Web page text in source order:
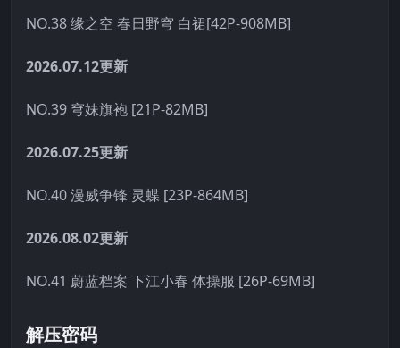
NO.38 缘之空 春日野穹 白裙[42P-908MB]
2026.07.12更新
NO.39 穹妹旗袍 [21P-82MB]
2026.07.25更新
NO.40 漫威争锋 灵蝶 [23P-864MB]
2026.08.02更新
NO.41 蔚蓝档案 下江小春 体操服 [26P-69MB]
解压密码